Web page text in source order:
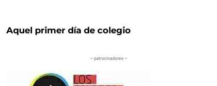
Aquel primer día de colegio
– patrocinadores –